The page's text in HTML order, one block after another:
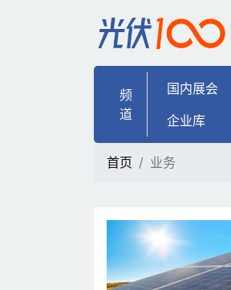
业务 | 光伏100
频
道
国内展会
企业库
首页 业务